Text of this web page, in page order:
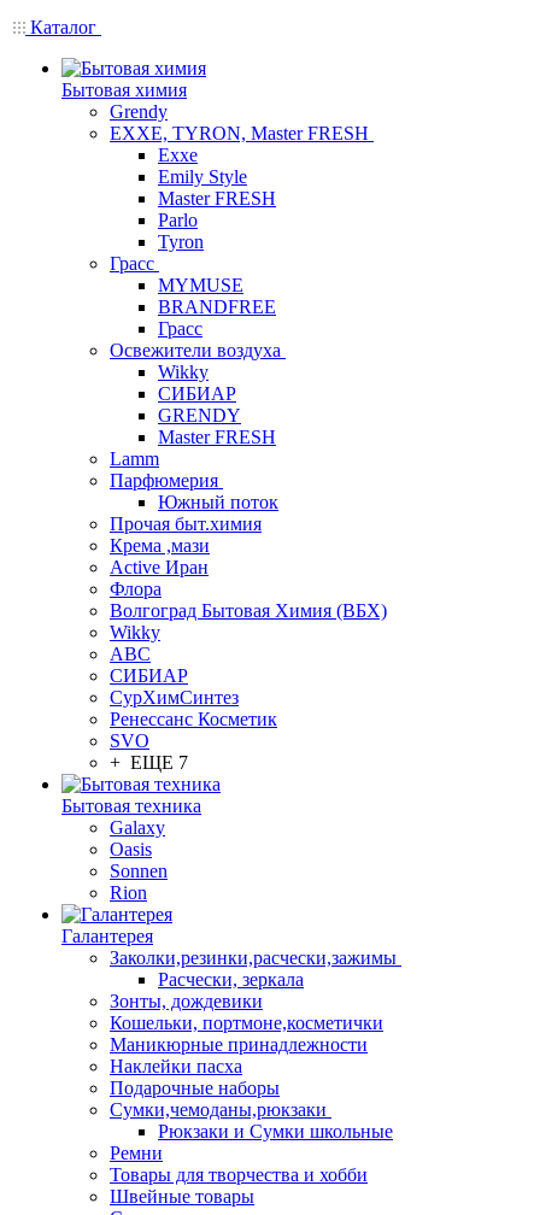
Каталог
Бытовая химия
Grendy
EXXE, TYRON, Master FRESH
Exxe
Emily Style
Master FRESH
Parlo
Tyron
Грасс
MYMUSE
BRANDFREE
Грасс
Освежители воздуха
Wikky
СИБИАР
GRENDY
Master FRESH
Lamm
Парфюмерия
Южный поток
Прочая быт.химия
Крема ,мази
Аctive Иран
Флора
Волгоград Бытовая Химия (ВБХ)
Wikky
АВС
СИБИАР
СурХимСинтез
Ренессанс Косметик
SVO
+ ЕЩЕ 7
Бытовая техника
Galaxy
Oasis
Sonnen
Rion
Галантерея
Заколки,резинки,расчески,зажимы
Расчески, зеркала
Зонты, дождевики
Кошельки, портмоне,косметички
Маникюрные принадлежности
Наклейки пасха
Подарочные наборы
Сумки,чемоданы,рюкзаки
Рюкзаки и Сумки школьные
Ремни
Товары для творчества и хобби
Швейные товары